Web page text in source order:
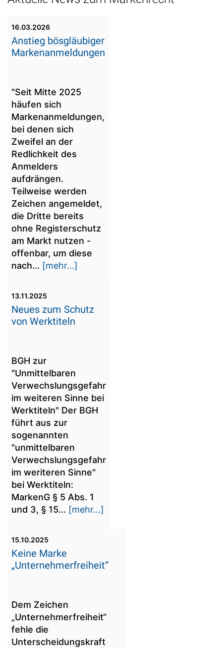
16.03.2026
Anstieg bösgläubiger
Markenanmeldungen
"Seit Mitte 2025
häufen sich
Markenanmeldungen,
bei denen sich
Zweifel an der
Redlichkeit des
Anmelders
aufdrängen.
Teilweise werden
Zeichen angemeldet,
die Dritte bereits
ohne Registerschutz
am Markt nutzen -
offenbar, um diese
nach... [mehr...]
13.11.2025
Neues zum Schutz
von Werktiteln
BGH zur
"Unmittelbaren
Verwechslungsgefahr
im weiteren Sinne bei
Werktiteln" Der BGH
führt aus zur
sogenannten
"unmittelbaren
Verwechslungsgefahr
im weriteren Sinne"
bei Werktiteln:
MarkenG § 5 Abs. 1
und 3, § 15... [mehr...]
15.10.2025
Keine Marke
„Unternehmerfreiheit“
Dem Zeichen
„Unternehmerfreiheit“
fehle die
Unterscheidungskraft